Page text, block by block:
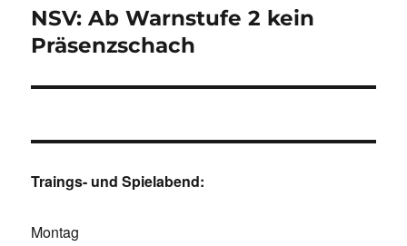
Nächster
Beitrag:
NSV: Ab Warnstufe 2 kein
Präsenzschach
Traings- und Spielabend:
Montag